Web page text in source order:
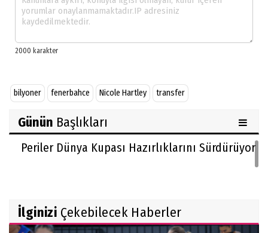
bilyoner fenerbahce Nicole Hartley transfer
Günün Başlıkları
Periler Dünya Kupası Hazırlıklarını Sürdürüyor
İlginizi Çekebilecek Haberler